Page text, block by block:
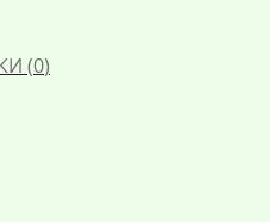
(0)